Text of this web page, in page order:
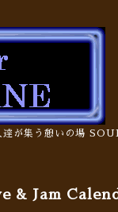
達が集う憩いの場
& Jam